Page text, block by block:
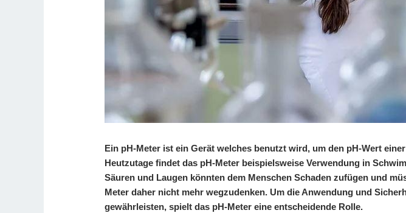
Ein pH-Meter ist ein Gerät welches benutzt wird, um den pH-Wert
Heutzutage findet das pH-Meter beispielsweise Verwendung in
Säuren und Laugen könnten dem Menschen Schaden zufügen und
Meter daher nicht mehr wegzudenken. Um die Anwendung und
gewährleisten, spielt das pH-Meter eine entscheidende Rolle.